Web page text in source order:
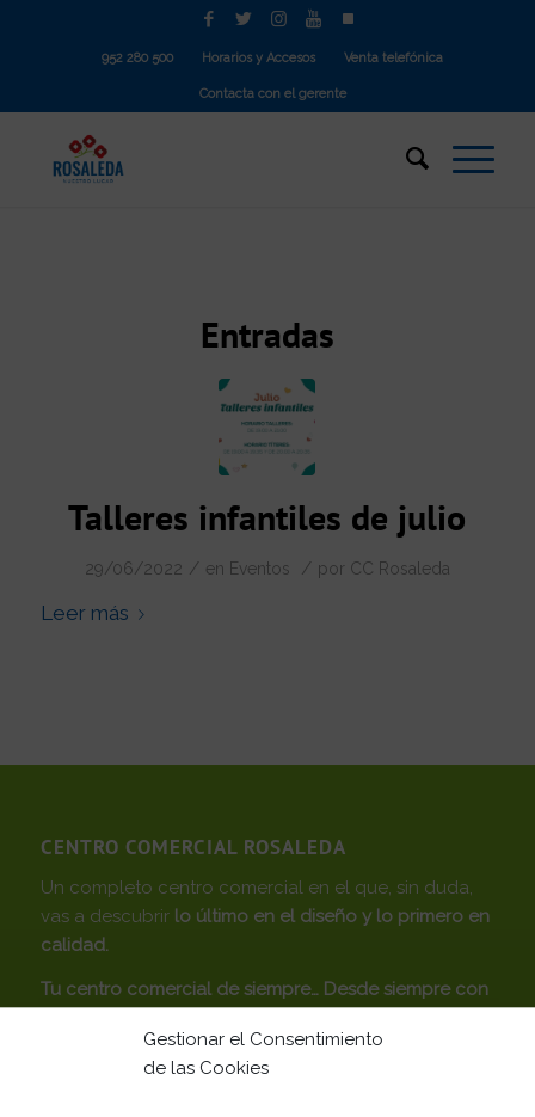
Gestionar el Consentimiento
de las Cookies
952 280 500 Horarios y Accesos Venta telefónica
Contacta con el gerente
Entradas
Talleres infantiles de julio
29/06/2022 / en Eventos / por CC Rosaleda
Leer más
CENTRO COMERCIAL ROSALEDA
Un completo centro comercial en el que, sin duda,
vas a descubrir lo último en el diseño y lo primero en
calidad.
Tu centro comercial de siempre… Desde siempre con
Gestionado por